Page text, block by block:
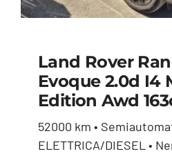
Land
Rover
mhev Dark
awd
Land Rover
Evoque 2.0d I4
Edition Awd
52000 km •
ELETTRICA/DIESEL •